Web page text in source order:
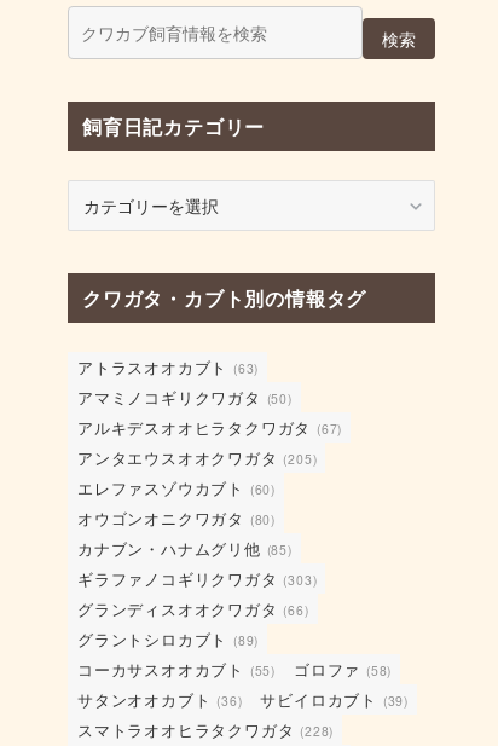
検索
飼育日記カテゴリー
記
カ
テ
リ
ー
クワガタ・カブト別の情報タグ
アトラスオオカブト (63)
アマミノコギリクワガタ (50)
アルキデスオオヒラタクワガタ (67)
アンタエウスオオクワガタ (205)
エレファスゾウカブト (60)
オウゴンオニクワガタ (80)
カナブン・ハナムグリ他 (85)
ギラファノコギリクワガタ (303)
グランディスオオクワガタ (66)
グラントシロカブト (89)
コーカサスオオカブト (55) ゴロファ (58)
サタンオオカブト (36) サビイロカブト (39)
スマトラオオヒラタクワガタ (228)